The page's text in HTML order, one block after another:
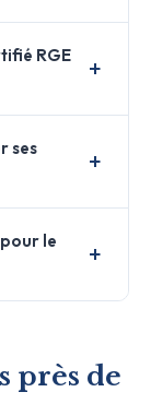
RGE
ses
le
près de